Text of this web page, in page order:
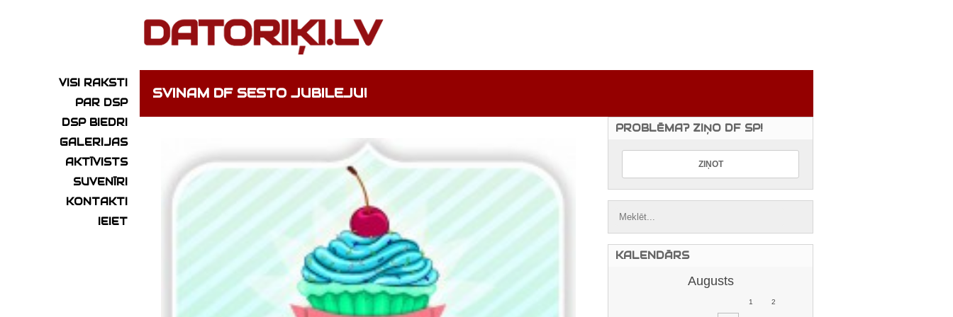
VISI RAKSTI
PAR DSP
DSP BIEDRI
GALERIJAS
AKTĪVISTS
SUVENĪRI
KONTAKTI
IEIET
SVINAM DF SESTO JUBILEJU!
PROBLĒMA? ZIŅO DF SP!
KALENDĀRS
Augusts
1 2